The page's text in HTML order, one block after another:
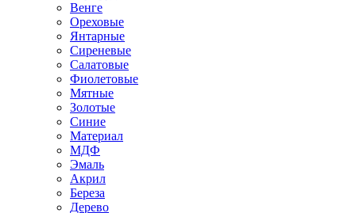
Венге
Ореховые
Янтарные
Сиреневые
Салатовые
Фиолетовые
Мятные
Золотые
Синие
Материал
МДФ
Эмаль
Акрил
Береза
Дерево